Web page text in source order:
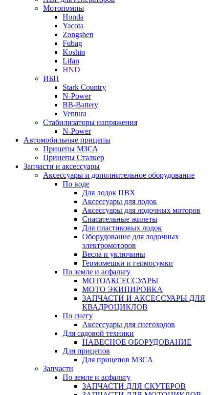
Мотопомпы
Honda
Yacota
Zongshen
Fubag
Koshin
Lifan
HND
ИБП
Stark Country
N-Power
BB-Battery
Ventura
Стабилизаторы напряжения
N-Power
Автомобильные прицепы
Прицепы МЗСА
Прицепы Сталкер
Запчасти и аксессуары
Аксессуары и дополнительное оборудование
По воде
Для лодок ПВХ
Аксессуары для лодок
Аксессуары для лодочных моторов
Спасательные жилеты
Для пластиковых лодок
Оборудование для лодочных
электромоторов
Весла и уключины
Гермомешки и гермосумки
По земле и асфальту
МОТОАКСЕССУАРЫ
МОТО ЭКИПИРОВКА
ЗАПЧАСТИ И АКСЕССУАРЫ ДЛЯ
КВАДРОЦИКЛОВ
По снегу
Аксессуары для снегоходов
Для садовой техники
НАВЕСНОЕ ОБОРУДОВАНИЕ
Для прицепов
Для прицепов МЗСА
Запчасти
По земле и асфальту
ЗАПЧАСТИ ДЛЯ СКУТЕРОВ